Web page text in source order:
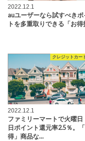
2022.12.1
auユーザーなら試すべきポ
トを多重取りできる「お得
クレジットカー
2022.12.1
ファミリーマートで火曜日
日ポイント還元率2.5％。
得」商品な…